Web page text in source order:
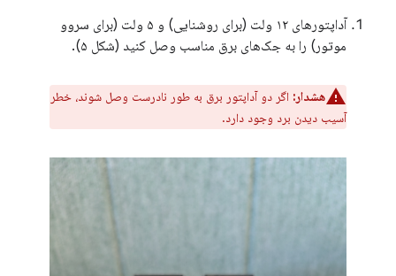
آداپتورهای ۱۲ ولت (برای روشنایی) و ۵ ولت (برای سروو
موتور) را به جک‌های برق مناسب وصل کنید (شکل ۵).
هشدار: اگر دو آداپتور برق به طور نادرست وصل شوند، خطر
آسیب دیدن برد وجود دارد.